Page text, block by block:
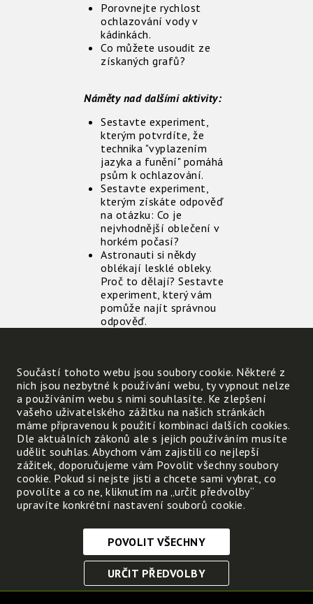
Porovnejte rychlost
ochlazování vody v
kádinkách.
Co můžete usoudit ze
získaných grafů?
Náměty nad dalšími aktivity:
Sestavte experiment,
kterým potvrdíte, že
technika "vyplazením
jazyka a funění" pomáhá
psům k ochlazování.
Sestavte experiment,
kterým získáte odpověď
na otázku: Co je
nejvhodnější oblečení v
horkém počasí?
Astronauti si někdy
oblékají lesklé obleky.
Proč to dělají? Sestavte
experiment, který vám
pomůže najít správnou
odpověď.
zvýšit rychlost
ochlazování.
Otázky a úkoly:
Proč mají polární lišky
mnohem menší boltce
než lišky, které žijí v
teplejších podnebných
pásmech?
obličej. Jakou to má
příčinu?
Součástí tohoto webu jsou soubory cookie. Některé z
nich jsou nezbytné k používání webu, ty vypnout nelze
a používáním webu s nimi souhlasíte. Ke zlepšení
vašeho uživatelského zážitku na našich stránkách
máme připravenou k použití kombinaci dalších cookies.
Dle aktuálních zákonů ale s jejich používáním musíte
udělit souhlas. Abychom vám zajistili co nejlepší
zážitek, doporučujeme vám Povolit všechny soubory
cookie. Pokud si nejste jisti a chcete sami vybrat, co
povolíte a co ne, kliknutím na „určit předvolby“
upravíte konkrétní nastavení souborů cookie.
Nezbytně nutné cookies
Tyto soubory cookie jsou nezbytné, abyste se mohli
POVOLIT VŠECHNY
URČIT PŘEDVOLBY